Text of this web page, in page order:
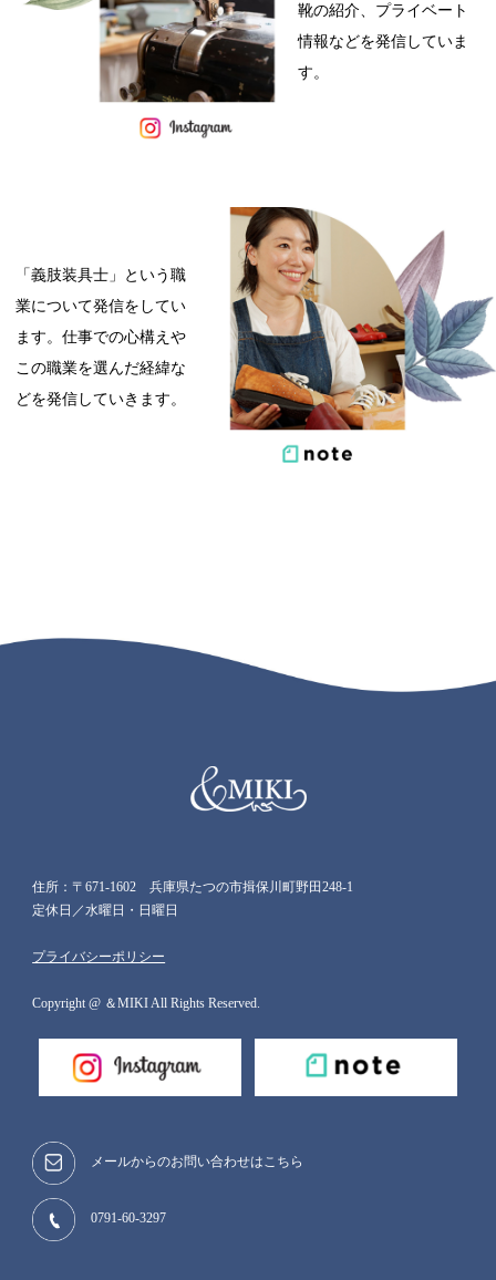
靴の紹介、プライベート
情報などを発信していま
す。
「義肢装具士」という職
業について発信をしてい
ます。仕事での心構えや
この職業を選んだ経緯な
どを発信していきます。
住所：〒671-1602 兵庫県たつの市揖保川町野田248-1
定休日／水曜日・日曜日
プライバシーポリシー
Copyright @ ＆MIKI All Rights Reserved.
メールからのお問い合わせはこちら
0791-60-3297